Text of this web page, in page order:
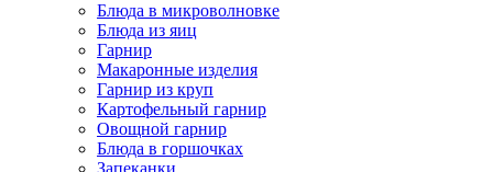
Блюда в микроволновке
Блюда из яиц
Гарнир
Макаронные изделия
Гарнир из круп
Картофельный гарнир
Овощной гарнир
Блюда в горшочках